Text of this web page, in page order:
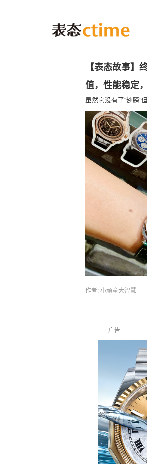
【表态故事
值，性能稳定
虽然它没有了“翅膀”
作者: 小顽童大智慧
广告